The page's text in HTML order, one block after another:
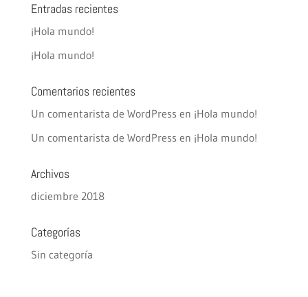
Entradas recientes
¡Hola mundo!
¡Hola mundo!
Comentarios recientes
Un comentarista de WordPressen ¡Hola mundo!
Un comentarista de WordPressen ¡Hola mundo!
Archivos
diciembre 2018
Categorías
Sin categoría